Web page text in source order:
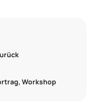
Workshop